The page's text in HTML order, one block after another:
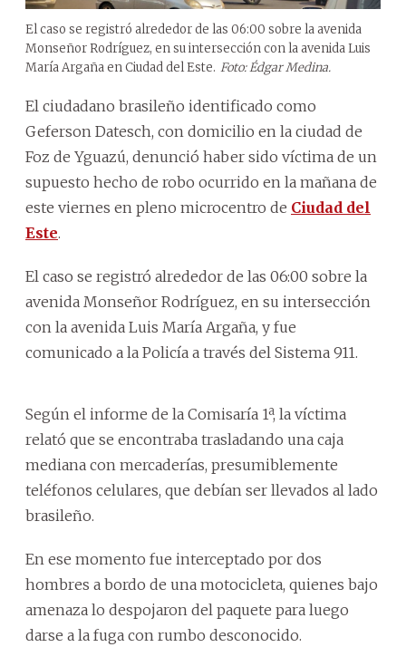
El caso se registró alrededor de las 06:00 sobre la avenida
Monseñor Rodríguez, en su intersección con la avenida Luis
María Argaña en Ciudad del Este. Foto: Édgar Medina.
El ciudadano brasileño identificado como
Geferson Datesch, con domicilio en la ciudad de
Foz de Yguazú, denunció haber sido víctima de un
supuesto hecho de robo ocurrido en la mañana de
este viernes en pleno microcentro de Ciudad del
Este.
El caso se registró alrededor de las 06:00 sobre la
avenida Monseñor Rodríguez, en su intersección
con la avenida Luis María Argaña, y fue
comunicado a la Policía a través del Sistema 911.
Según el informe de la Comisaría 1ª, la víctima
relató que se encontraba trasladando una caja
mediana con mercaderías, presumiblemente
teléfonos celulares, que debían ser llevados al lado
brasileño.
En ese momento fue interceptado por dos
hombres a bordo de una motocicleta, quienes bajo
amenaza lo despojaron del paquete para luego
darse a la fuga con rumbo desconocido.